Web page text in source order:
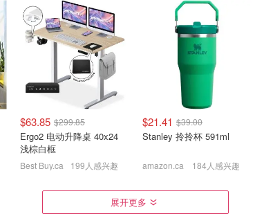
白菜：Glade 薰衣草香空气
清新剂 舒缓除异味
$1.87 拥有满屋清香
OOOFLOWER 洗衣机清洁
片 养宠家庭专用 1年用量
$19.99
Le Creuset 法式经典锅具
推荐 石陶宠物碗$29
5.5折冲啊！Stanley
IceFlow 2.0 拎拎杯 591ml
$63.85 $299.85
Ergo2 电动升降桌 40x24
浅棕白框
Best Buy.ca 199人感兴趣
$21.41 $39.00
Stanley 拎拎杯 591ml
amazon.ca 184人感兴趣
展开更多